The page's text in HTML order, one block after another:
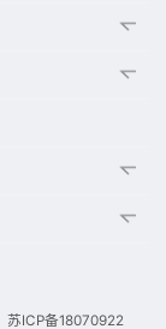
苏ICP备18070922